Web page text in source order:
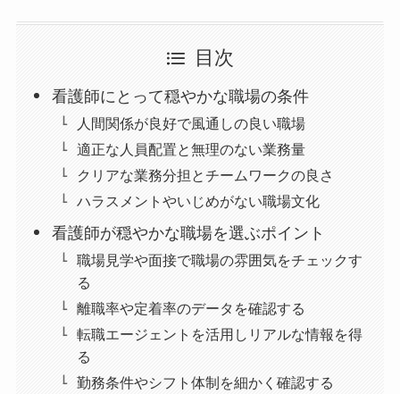
目次
看護師にとって穏やかな職場の条件
人間関係が良好で風通しの良い職場
適正な人員配置と無理のない業務量
クリアな業務分担とチームワークの良さ
ハラスメントやいじめがない職場文化
看護師が穏やかな職場を選ぶポイント
職場見学や面接で職場の雰囲気をチェックす
る
離職率や定着率のデータを確認する
転職エージェントを活用しリアルな情報を得
る
勤務条件やシフト体制を細かく確認する